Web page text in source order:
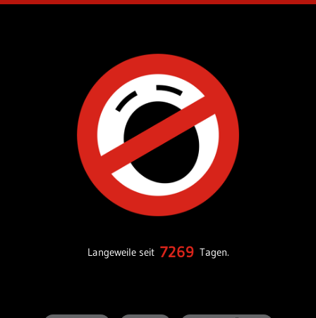
Langeweile seit 7269 Tagen.